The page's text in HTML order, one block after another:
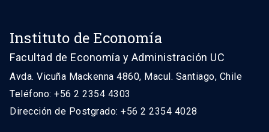
Instituto de Economía
Facultad de Economía y Administración UC
Avda. Vicuña Mackenna 4860, Macul. Santiago, Chile
Teléfono: +56 2 2354 4303
Dirección de Postgrado: +56 2 2354 4028